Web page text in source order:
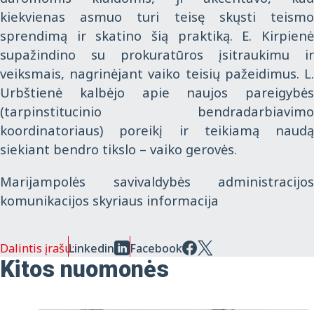
kiekvienas asmuo turi teisę skųsti teismo
sprendimą ir skatino šią praktiką. E. Kirpienė
supažindino su prokuratūros įsitraukimu ir
veiksmais, nagrinėjant vaiko teisių pažeidimus. L.
Urbštienė kalbėjo apie naujos pareigybės
(tarpinstitucinio bendradarbiavimo
koordinatoriaus) poreikį ir teikiamą naudą
siekiant bendro tikslo – vaiko gerovės.
Marijampolės savivaldybės administracijos
komunikacijos skyriaus informacija
Dalintis įrašu:Linkedin Facebook
Kitos nuomonės